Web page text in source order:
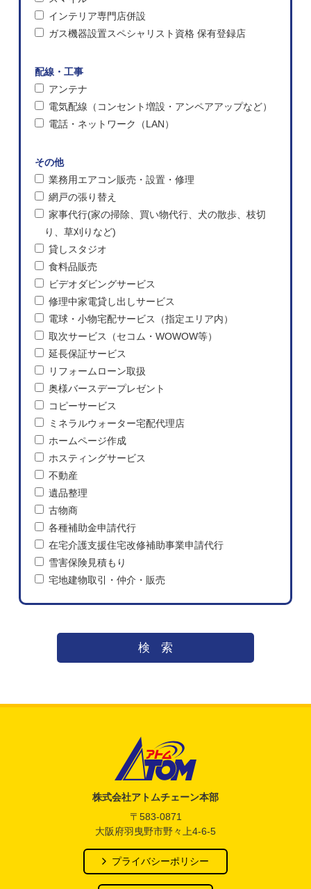
インテリア専門店併設
ガス機器設置スペシャリスト資格 保有登録店
配線・工事
アンテナ
電気配線（コンセント増設・アンペアアップなど）
電話・ネットワーク（LAN）
その他
業務用エアコン販売・設置・修理
網戸の張り替え
家事代行(家の掃除、買い物代行、犬の散歩、枝切
り、草刈りなど)
貸しスタジオ
食料品販売
ビデオダビングサービス
修理中家電貸し出しサービス
電球・小物宅配サービス（指定エリア内）
取次サービス（セコム・WOWOW等）
延長保証サービス
リフォームローン取扱
奥様バースデープレゼント
コピーサービス
ミネラルウォーター宅配代理店
ホームページ作成
ホスティングサービス
不動産
遺品整理
古物商
各種補助金申請代行
在宅介護支援住宅改修補助事業申請代行
雪害保険見積もり
宅地建物取引・仲介・販売
検索
株式会社アトムチェーン本部
〒583-0871
大阪府羽曳野市野々上4-6-5
プライバシーポリシー